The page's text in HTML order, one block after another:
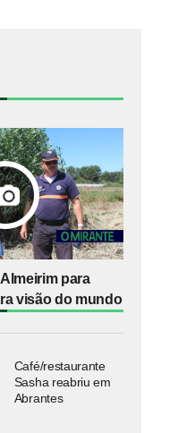
para
visão do mundo
Café/restaurante
Sasha reabriu em
Abrantes